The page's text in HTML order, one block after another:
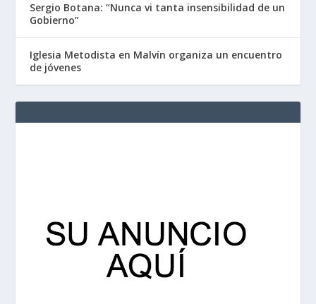
Sergio Botana: “Nunca vi tanta insensibilidad de un
Gobierno”
Iglesia Metodista en Malvín organiza un encuentro
de jóvenes